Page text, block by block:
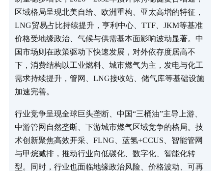
区域格局呈现北美自给、欧洲重构、亚太高增的特征，
LNG贸易占比持续提升，亨利中心、TTF、JKM等基准
价格受地缘政治、气候与供需基本面影响波动显著。中
国市场则在政策驱动下快速发展，对外依存度居高不
下，消费结构以工业燃料、城市燃气为主，发电与化工
需求持续提升，管网、LNG接收站、储气库等基础设施
加速完善。
行业竞争呈现全球巨头垄断、中国“三桶油”主导上游、
中游管网自然垄断、下游城市燃气区域竞争的格局。技
术创新聚焦高效开采、FLNG、蓝氢+CCUS、智能管网
与甲烷减排，推动行业向低碳化、数字化、智能化转
型。同时，行业也面临地缘政治风险、价格波动、可再